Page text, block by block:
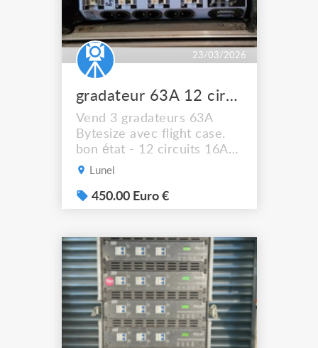
23/03/2026
gradateur 63A 12 circuits
Vend 3 gradateurs 63A
Bytesize avec flight case.
bon état - 12 circuits 16A
NF legrand - connectique
commande en dmx 5 points
- disjoncteur pour chaque
30 mA 450e l'unité. prix
dégressif si achat de
plusieurs unités.
Lunel
450.00 Euro €